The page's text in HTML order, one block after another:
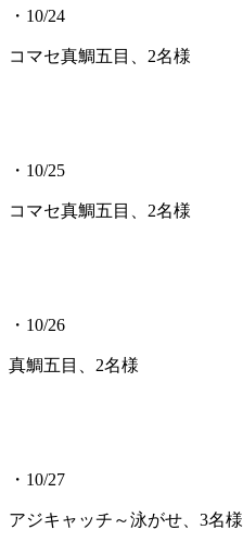
・10/24
コマセ真鯛五目、2名様
・10/25
コマセ真鯛五目、2名様
・10/26
真鯛五目、2名様
・10/27
アジキャッチ～泳がせ、3名様